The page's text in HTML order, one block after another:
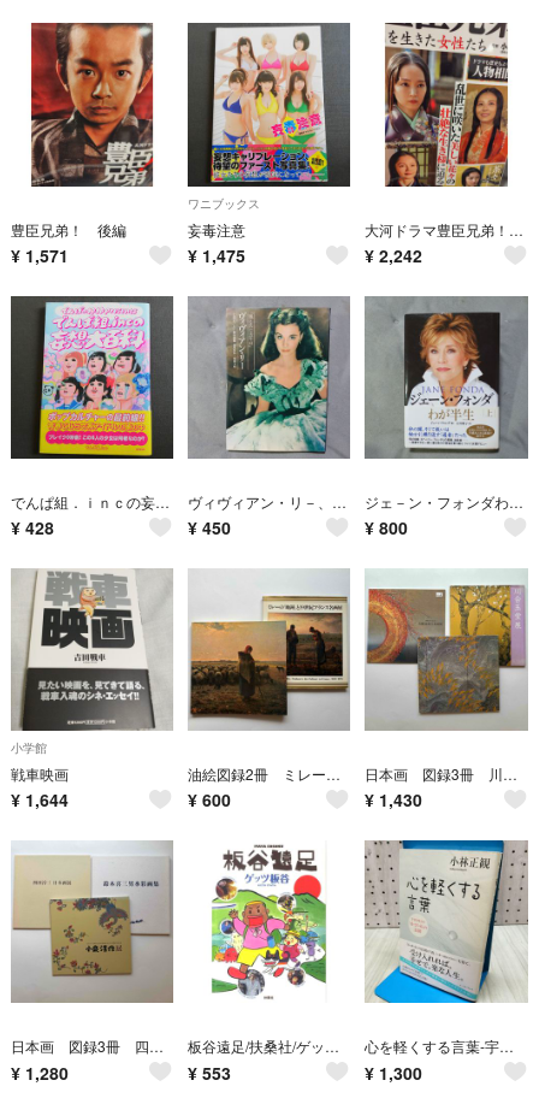
豊臣兄弟！ 後編
¥ 1,571
ワニブックス
妄毒注意
¥ 1,475
大河ドラマ豊臣兄弟！戦国を生きた女性たち
¥ 2,242
でんぱ組．ｉｎｃの妄想大百科
¥ 428
ヴィヴィアン・リ－、シネマアルバム17、
¥ 450
ジェ－ン・フォンダわが半生
¥ 800
小学館
戦車映画
¥ 1,644
油絵図録2冊 ミレー フランス絵画
¥ 600
日本画 図録3冊 川合玉堂 加山又造 石踊達哉
¥ 1,430
日本画 図録3冊 四田淳三 小泉淳作 鈴木喜三男水彩画集
¥ 1,280
板谷遠足/扶桑社/ゲッツ板谷（単行本）
¥ 553
心を軽くする言葉-宇宙を味方の「か・が・み」の法則 小林正観 060160
¥ 1,300